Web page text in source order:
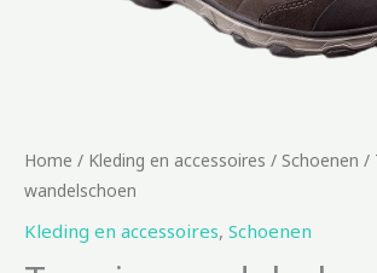
Home / Kleding en accessoires / Schoenen /
wandelschoen
Kleding en accessoires, Schoenen